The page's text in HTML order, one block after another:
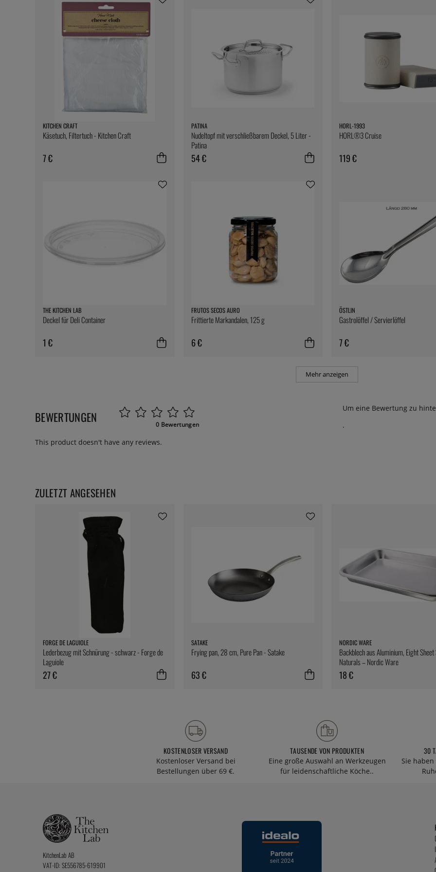
KITCHEN CRAFT
Käsetuch, Filtertuch - Kitchen Craft
7 €
PATINA
Nudeltopf mit verschließbarem Deckel, 5 Liter -
Patina
54 €
HORL-1993
HORL®3 Cruise
119 €
THE KITCHEN LAB
Deckel für Deli Container
1 €
FRUTOS SECOS AURO
Frittierte Markandalen, 125 g
6 €
ÖSTLIN
Gastrolöffel / Servierlöffel
7 €
Mehr anzeigen
BEWERTUNGEN 0 Bewertungen
Um eine Bewertung zu
.
This product doesn't have any reviews.
ZULETZT ANGESEHEN
FORGE DE LAGUIOLE
Lederbezug mit Schnürung - schwarz - Forge de
Laguiole
27 €
SATAKE
Frying pan, 28 cm, Pure Pan - Satake
63 €
NORDIC WARE
Backblech aus Aluminium, Eight Sheet
Naturals – Nordic Ware
18 €
KOSTENLOSER VERSAND
Kostenloser Versand bei
Bestellungen über 69 €.
TAUSENDE VON PRODUKTEN
Eine große Auswahl an Werkzeugen
für leidenschaftliche Köche..
30
Sie
KitchenLab AB
VAT-ID: SE556785-619901